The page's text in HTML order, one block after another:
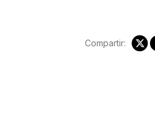
Compartir: